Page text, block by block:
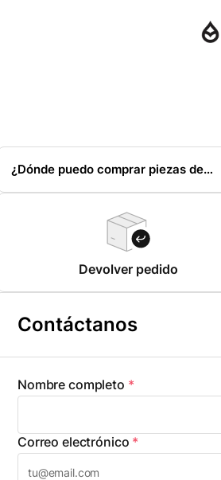
¿Dónde puedo comprar piezas de
repuesto?
Devolver pedido
Contáctanos
Nombre completo *
Correo electrónico *